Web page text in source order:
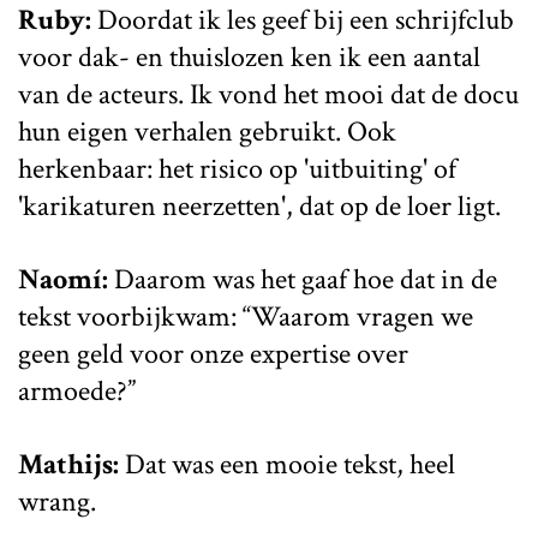
Ruby: Doordat ik les geef bij een schrijfclub
voor dak- en thuislozen ken ik een aantal
van de acteurs. Ik vond het mooi dat de docu
hun eigen verhalen gebruikt. Ook
herkenbaar: het risico op 'uitbuiting' of
'karikaturen neerzetten', dat op de loer ligt.
Naomí: Daarom was het gaaf hoe dat in de
tekst voorbijkwam: “Waarom vragen we
geen geld voor onze expertise over
armoede?”
Mathijs: Dat was een mooie tekst, heel
wrang.